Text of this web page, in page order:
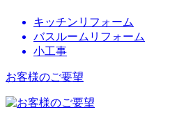
キッチンリフォーム
バスルームリフォーム
小工事
お客様のご要望